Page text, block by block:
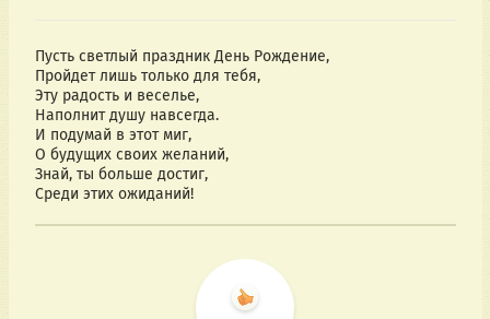
Пусть светлый праздник День Рождение,
Пройдет лишь только для тебя,
Эту радость и веселье,
Наполнит душу навсегда.
И подумай в этот миг,
О будущих своих желаний,
Знай, ты больше достиг,
Среди этих ожиданий!